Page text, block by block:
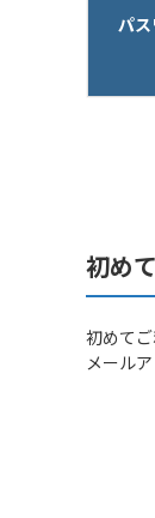
パス
初め
初めて
メール